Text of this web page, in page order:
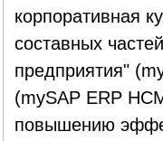
корпоративная
составных
предприятия"
(mySAP ERP
повышению